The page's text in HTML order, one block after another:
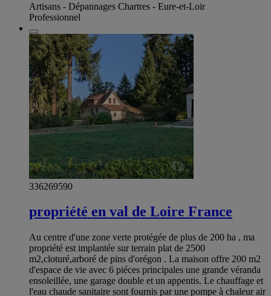
Artisans - Dépannages Chartres - Eure-et-Loir
Professionnel
336269590
propriété en val de Loire France
Au centre d'une zone verte protégée de plus de 200 ha , ma
propriété est implantée sur terrain plat de 2500
m2,cloturé,arboré de pins d'orégon . La maison offre 200 m2
d'espace de vie avec 6 piéces principales une grande véranda
ensoleillée, une garage double et un appentis. Le chauffage et
l'eau chaude sanitaire sont fournis par une pompe à chaleur air